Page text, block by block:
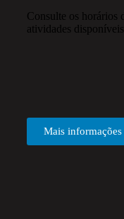
Consulte os horários
atividades disponíveis.
Mais informações